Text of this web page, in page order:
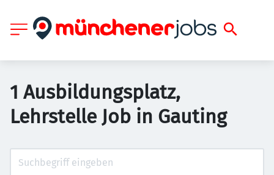
1 Ausbildungsplatz,
Lehrstelle Job in Gauting